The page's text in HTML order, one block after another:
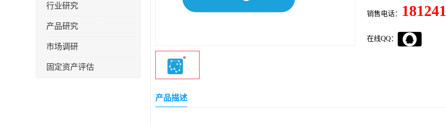
行业研究
产品研究
市场调研
固定资产评估
销售电话：
在线QQ：
产品描述